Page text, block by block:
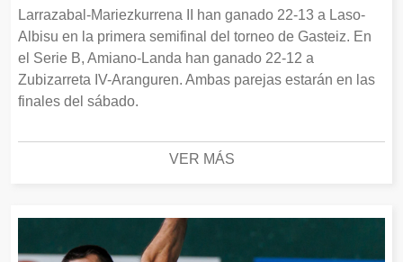
Larrazabal-Mariezkurrena II han ganado 22-13 a Laso-
Albisu en la primera semifinal del torneo de Gasteiz. En
el Serie B, Amiano-Landa han ganado 22-12 a
Zubizarreta IV-Aranguren. Ambas parejas estarán en las
finales del sábado.
VER MÁS